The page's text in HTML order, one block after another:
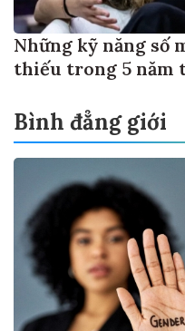
Những kỹ năng số
thiếu trong 5 năm
Bình đẳng giới